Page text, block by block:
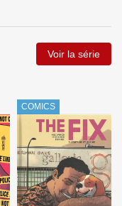
Voir la série
COMICS